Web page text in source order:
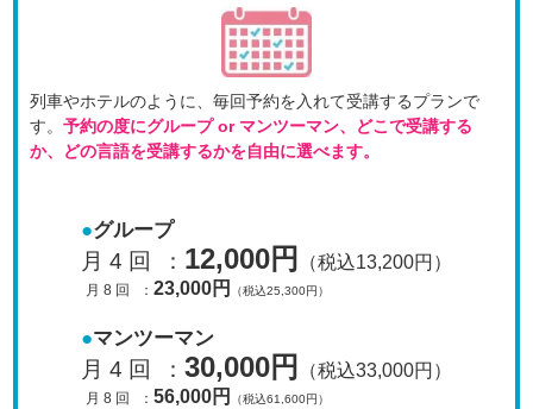
列車やホテルのように、毎回予約を入れて受講するプランで
す。 予約の度にグループ or マンツーマン、
どこで受講する
か、どの言語を受講するかを自由に選べます。
グループ
月 4 回 ： 12,000円 （税込13,200円）
月 8 回 ：23,000円 （税込25,300円）
マンツーマン
月 4 回 ： 30,000円 （税込33,000円）
月 8 回 ：56,000円 （税込61,600円）